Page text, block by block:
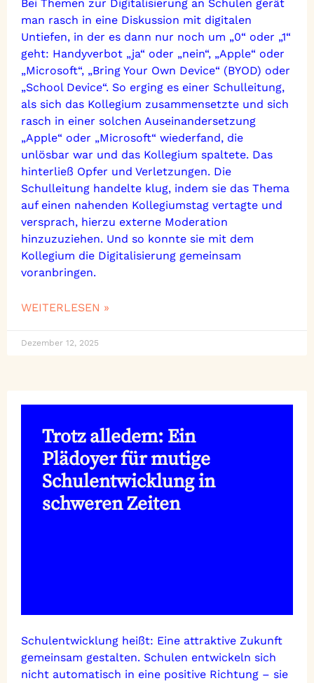
Bei Themen zur Digitalisierung an Schulen gerät
man rasch in eine Diskussion mit digitalen
Untiefen, in der es dann nur noch um „0“ oder „1“
geht: Handyverbot „ja“ oder „nein“, „Apple“ oder
„Microsoft“, „Bring Your Own Device“ (BYOD) oder
„School Device“. So erging es einer Schulleitung,
als sich das Kollegium zusammensetzte und sich
rasch in einer solchen Auseinandersetzung
„Apple“ oder „Microsoft“ wiederfand, die
unlösbar war und das Kollegium spaltete. Das
hinterließ Opfer und Verletzungen. Die
Schulleitung handelte klug, indem sie das Thema
auf einen nahenden Kollegiumstag vertagte und
versprach, hierzu externe Moderation
hinzuzuziehen. Und so konnte sie mit dem
Kollegium die Digitalisierung gemeinsam
voranbringen.
WEITERLESEN »
Dezember 12, 2025
Trotz alledem: Ein
Plädoyer für mutige
Schulentwicklung in
schweren Zeiten
Schulentwicklung heißt: Eine attraktive Zukunft
gemeinsam gestalten. Schulen entwickeln sich
nicht automatisch in eine positive Richtung – sie